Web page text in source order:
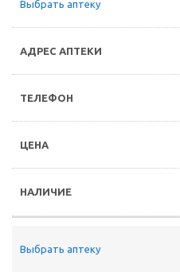
Выбрать аптеку
Выбрать аптеку